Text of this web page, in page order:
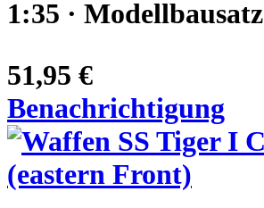
1:35 · Modellbausatz
51,95 €
Benachrichtigung